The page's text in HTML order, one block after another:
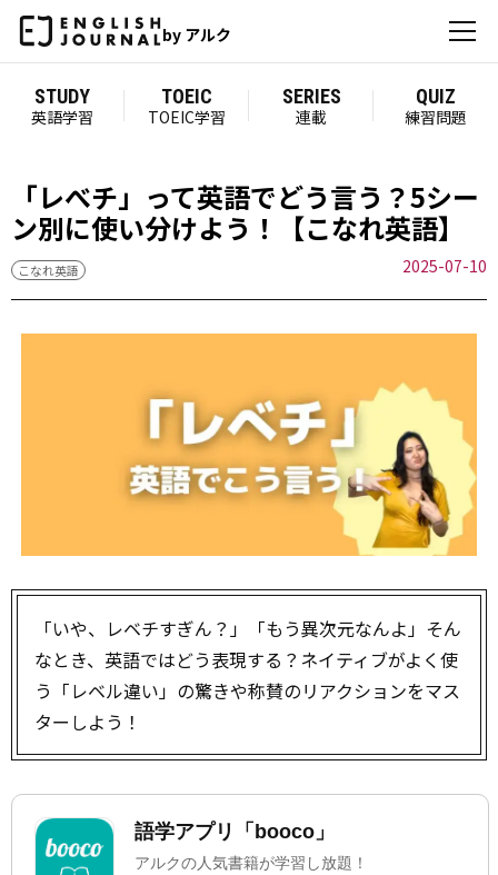
by アルク
STUDY
英語学習
TOEIC
TOEIC学習
SERIES
連載
QUIZ
練習問題
「レべチ」って英語でどう言う？5シー
ン別に使い分けよう！【こなれ英語】
こなれ英語 2025-07-10
「いや、レベチすぎん？」「もう異次元なんよ」――そん
なとき、英語ではどう表現する？ネイティブがよく使
う「レベル違い」の驚きや称賛のリアクションをマス
ターしよう！